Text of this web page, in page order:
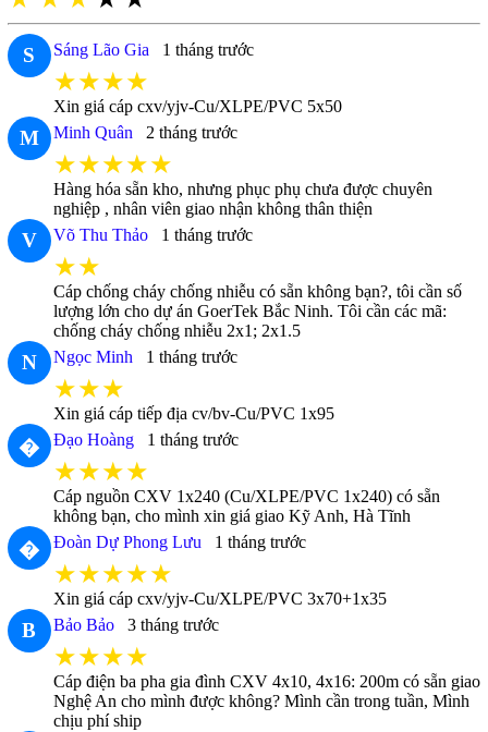
S Sáng Lão Gia 1 tháng trước
★★★★
Xin giá cáp cxv/yjv-Cu/XLPE/PVC 5x50
M Minh Quân 2 tháng trước
★★★★★
Hàng hóa sẵn kho, nhưng phục phụ chưa được chuyên
nghiệp , nhân viên giao nhận không thân thiện
V Võ Thu Thảo 1 tháng trước
★★
Cáp chống cháy chống nhiễu có sẵn không bạn?, tôi cần số
lượng lớn cho dự án GoerTek Bắc Ninh. Tôi cần các mã:
chống cháy chống nhiễu 2x1; 2x1.5
N Ngọc Minh 1 tháng trước
★★★
Xin giá cáp tiếp địa cv/bv-Cu/PVC 1x95
� Đạo Hoàng 1 tháng trước
★★★★
Cáp nguồn CXV 1x240 (Cu/XLPE/PVC 1x240) có sẵn
không bạn, cho mình xin giá giao Kỹ Anh, Hà Tĩnh
� Đoàn Dự Phong Lưu 1 tháng trước
★★★★★
Xin giá cáp cxv/yjv-Cu/XLPE/PVC 3x70+1x35
B Bảo Bảo 3 tháng trước
★★★★
Cáp điện ba pha gia đình CXV 4x10, 4x16: 200m có sẵn giao
Nghệ An cho mình được không? Mình cần trong tuần, Mình
chịu phí ship